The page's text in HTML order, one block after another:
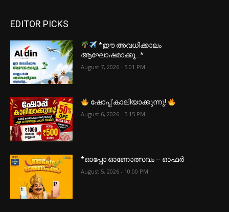
EDITOR PICKS
*ഈ അവധിക്കാലം
ആഘോഷമാക്കൂ…*
August 7, 2026 - 5:01 PM
ഷോപ്പ് കാലിയാക്കുന്നു!
August 6, 2026 - 5:15 PM
*ഓപ്പോ ഓണോത്സവം – ഓഫർ
August 5, 2026 - 10:00 PM